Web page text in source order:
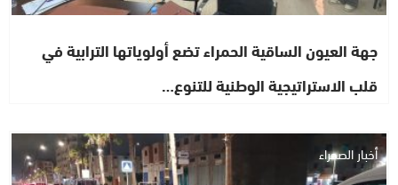
جهة العيون الساقية الحمراء تضع أولوياتها الترابية في
قلب الاستراتيجية الوطنية للتنوع…
أخبار الصحراء